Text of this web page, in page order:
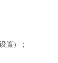
置）；